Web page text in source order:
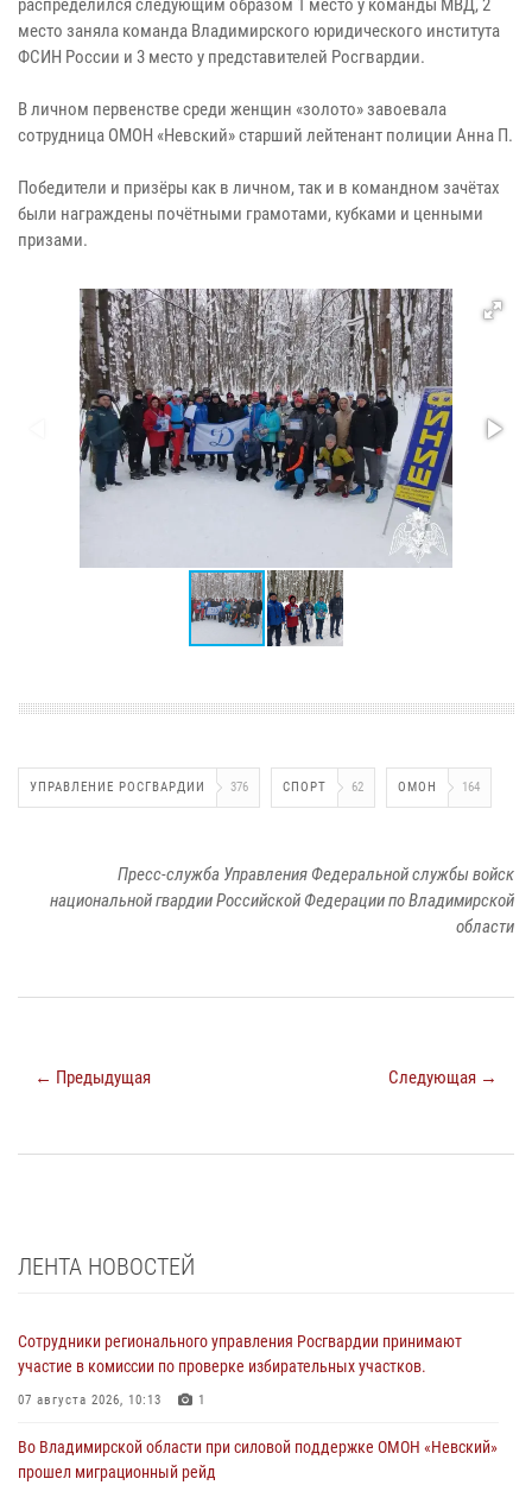
распределился следующим образом 1 место у команды МВД, 2
место заняла команда Владимирского юридического института
ФСИН России и 3 место у представителей Росгвардии.
В личном первенстве среди женщин «золото» завоевала
сотрудница ОМОН «Невский» старший лейтенант полиции Анна П.
Победители и призёры как в личном, так и в командном зачётах
были награждены почётными грамотами, кубками и ценными
призами.
УПРАВЛЕНИЕ РОСГВАРДИИ 376 СПОРТ 62 ОМОН 164
Пресс-служба Управления Федеральной службы войск
национальной гвардии Российской Федерации по Владимирской
области
← Предыдущая Следующая →
ЛЕНТА НОВОСТЕЙ
Сотрудники регионального управления Росгвардии принимают
участие в комиссии по проверке избирательных участков.
07 августа 2026, 10:13 1
Во Владимирской области при силовой поддержке ОМОН «Невский»
прошел миграционный рейд